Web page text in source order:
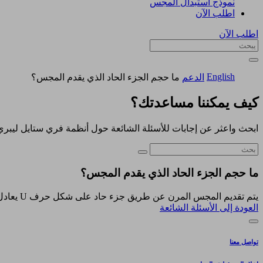
نموذج استبدال المجس
اطلب الآن
اطلب الآن
English الدعم ما حجم الجزء الحاد الذي يقدم المجس؟
كيف يمكننا مساعدتك؟
ابحث واعثر عن إجابات للأسئلة الشائعة حول أنظمة فري ستايل
ما حجم الجزء الحاد الذي يقدم المجس؟
يتم تقديم المجس المرن عن طريق جزء حاد على شكل حرف U يعادل قطره إبرة قياس 23 (0.64 ملم).
العودة إلى الأسئلة الشائعة
تواصل معنا